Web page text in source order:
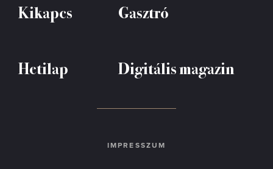
Kikapcs Gasztró
Hetilap Digitális magazin
IMPRESSZUM